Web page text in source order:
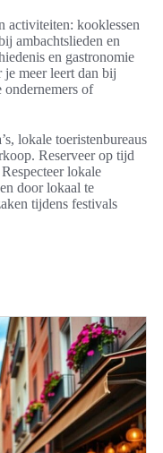
activiteiten: kooklessen
ambachtslieden en
en gastronomie
meer leert dan bij
ondernemers of
lokale toeristenbureaus
Reserveer op tijd
lokale
door lokaal te
tijdens festivals